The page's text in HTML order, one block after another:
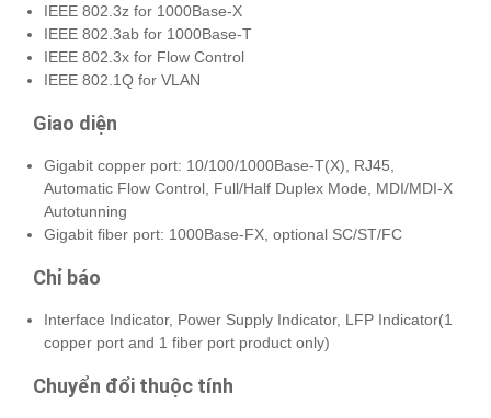
IEEE 802.3z for 1000Base-X
IEEE 802.3ab for 1000Base-T
IEEE 802.3x for Flow Control
IEEE 802.1Q for VLAN
Giao diện
Gigabit copper port: 10/100/1000Base-T(X), RJ45,
Automatic Flow Control, Full/Half Duplex Mode, MDI/MDI-X
Autotunning
Gigabit fiber port: 1000Base-FX, optional SC/ST/FC
Chỉ báo
Interface Indicator, Power Supply Indicator, LFP Indicator(1
copper port and 1 fiber port product only)
Chuyển đổi thuộc tính